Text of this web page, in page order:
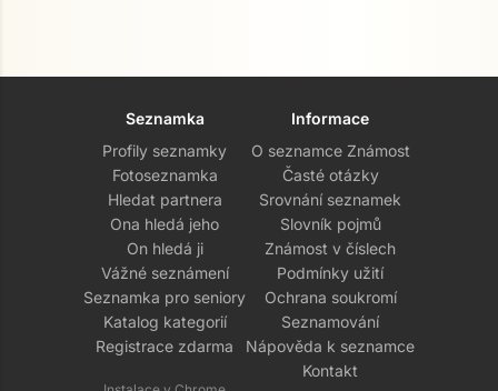
Seznamka
Profily seznamky
Fotoseznamka
Hledat partnera
Ona hledá jeho
On hledá ji
Vážné seznámení
Seznamka pro seniory
Katalog kategorií
Registrace zdarma
Informace
O seznamce Známost
Časté otázky
Srovnání seznamek
Slovník pojmů
Známost v číslech
Podmínky užití
Ochrana soukromí
Seznamování
Nápověda k seznamce
Kontakt